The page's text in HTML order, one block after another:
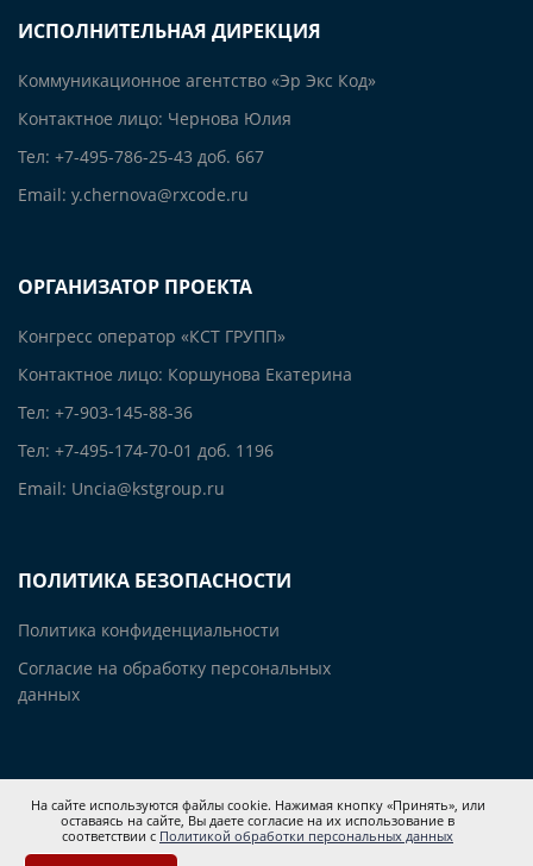
На сайте используются файлы cookie. Нажимая кнопку «Принять», или
оставаясь на сайте, Вы даете согласие на их использование в
соответствии с Политикой обработки персональных данных
ИСПОЛНИТЕЛЬНАЯ ДИРЕКЦИЯ
Коммуникационное агентство «Эр Экс Код»
Контактное лицо: Чернова Юлия
Тел: +7-495-786-25-43 доб. 667
Email: y.chernova@rxcode.ru
ОРГАНИЗАТОР ПРОЕКТА
Конгресс оператор «КСТ ГРУПП»
Контактное лицо: Коршунова Екатерина
Тел: +7-903-145-88-36
Тел: +7-495-174-70-01 доб. 1196
Email: Uncia@kstgroup.ru
ПОЛИТИКА БЕЗОПАСНОСТИ
Политика конфиденциальности
Согласие на обработку персональных
данных